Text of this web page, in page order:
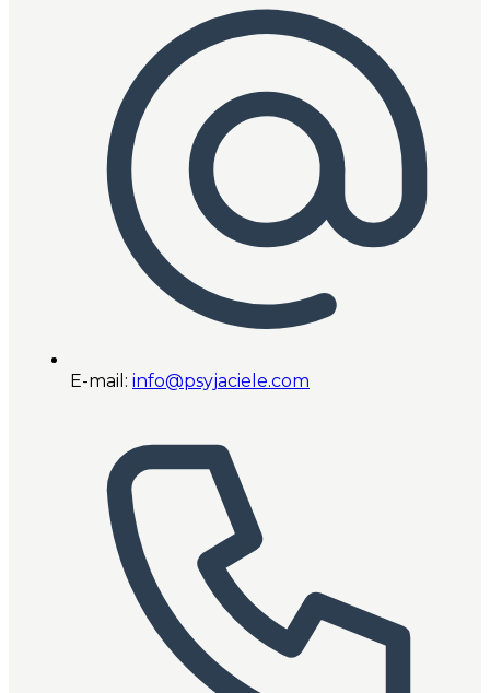
E-mail: info@psyjaciele.com